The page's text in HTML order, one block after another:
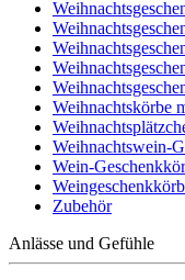
Weihnachtskörbe
Weihnachtswein-
Wein-
Zubehör
Anlässe und Gefühle